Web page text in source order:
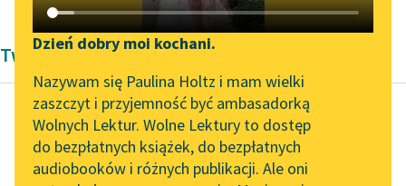
Katalog DAISY
Podkasty o książkach
Zgłoś brak utworu
Aktualności
Spotkanie z Katarzyną
Tunkiel w Oslo
Wolne Lektury na 32.
Narzędzia
Mapa Wolnych Lektur
Leśmianator
Dzień dobry moi kochani.
Nazywam się Paulina Holtz i mam wielki
zaszczyt i przyjemność być ambasadorką
Wolnych Lektur. Wolne Lektury to dostęp
do bezpłatnych książek, do bezpłatnych
audiobooków i różnych publikacji. Ale oni
Twórczość Henryka Sienkiewicza
Henryk Sienkiewicz
Listy z Afryki